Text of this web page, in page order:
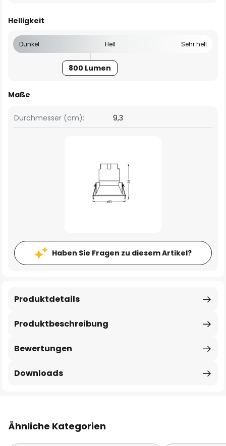
Helligkeit
Dunkel Hell Sehr hell
800 Lumen
Maße
Durchmesser (cm): 9,3
Haben Sie Fragen zu diesem Artikel?
Produktbeschreibung
Produktdetails
Bewertungen
Downloads
Ähnliche Kategorien